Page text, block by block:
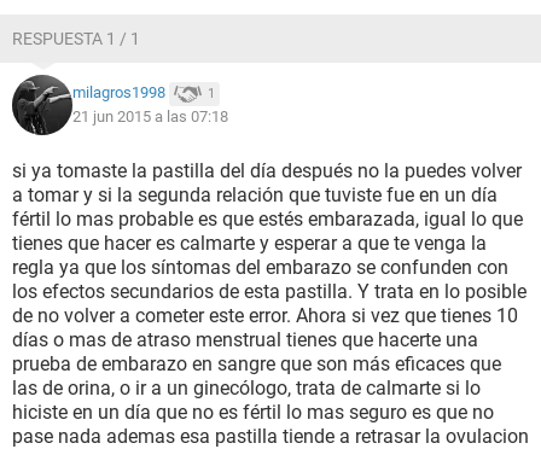
RESPUESTA 1 / 1
milagros1998 1
21 jun 2015 a las 07:18
si ya tomaste la pastilla del día después no la puedes volver
a tomar y si la segunda relación que tuviste fue en un día
fértil lo mas probable es que estés embarazada, igual lo que
tienes que hacer es calmarte y esperar a que te venga la
regla ya que los síntomas del embarazo se confunden con
los efectos secundarios de esta pastilla. Y trata en lo posible
de no volver a cometer este error. Ahora si vez que tienes 10
días o mas de atraso menstrual tienes que hacerte una
prueba de embarazo en sangre que son más eficaces que
las de orina, o ir a un ginecólogo, trata de calmarte si lo
hiciste en un día que no es fértil lo mas seguro es que no
pase nada ademas esa pastilla tiende a retrasar la ovulacion